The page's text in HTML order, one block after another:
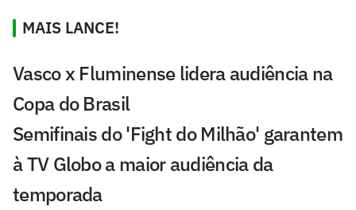
MAIS LANCE!
Vasco x Fluminense lidera audiência na
Copa do Brasil
Semifinais do 'Fight do Milhão' garantem
à TV Globo a maior audiência da
temporada